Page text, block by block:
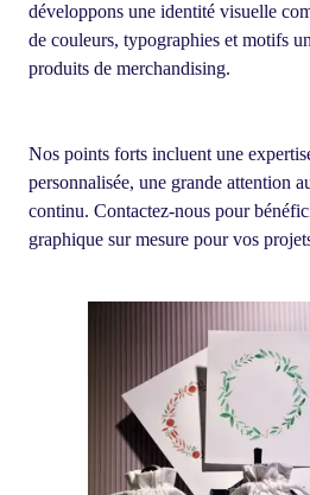
développons une identité visuelle
de couleurs, typographies et motifs
produits de merchandising.
Nos points forts incluent une
personnalisée, une grande attention
continu. Contactez-nous pour
graphique sur mesure pour vos